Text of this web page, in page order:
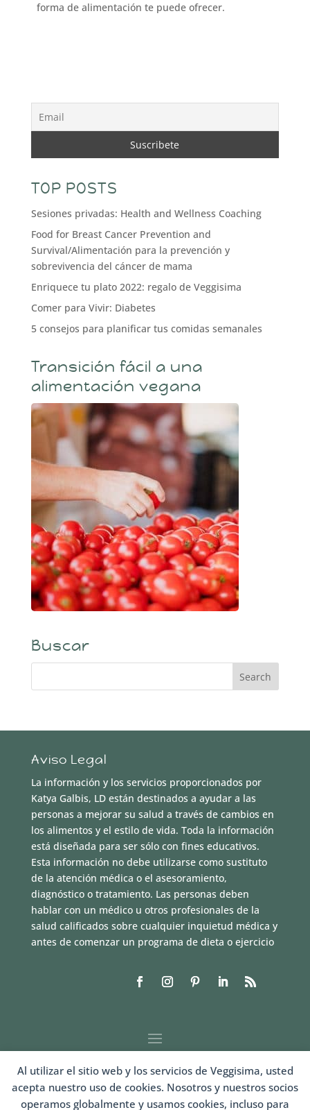
Al utilizar el sitio web y los servicios de Veggisima, usted
acepta nuestro uso de cookies. Nosotros y nuestros socios
operamos globalmente y usamos cookies, incluso para
forma de alimentación te puede ofrecer.
TOP POSTS
Sesiones privadas: Health and Wellness Coaching
Food for Breast Cancer Prevention and
Survival/Alimentación para la prevención y
sobrevivencia del cáncer de mama
Enriquece tu plato 2022: regalo de Veggisima
Comer para Vivir: Diabetes
5 consejos para planificar tus comidas semanales
Transición fácil a una
alimentación vegana
Buscar
Aviso Legal
La información y los servicios proporcionados por
Katya Galbis, LD están destinados a ayudar a las
personas a mejorar su salud a través de cambios en
los alimentos y el estilo de vida. Toda la información
está diseñada para ser sólo con fines educativos.
Esta información no debe utilizarse como sustituto
de la atención médica o el asesoramiento,
diagnóstico o tratamiento. Las personas deben
hablar con un médico u otros profesionales de la
salud calificados sobre cualquier inquietud médica y
antes de comenzar un programa de dieta o ejercicio